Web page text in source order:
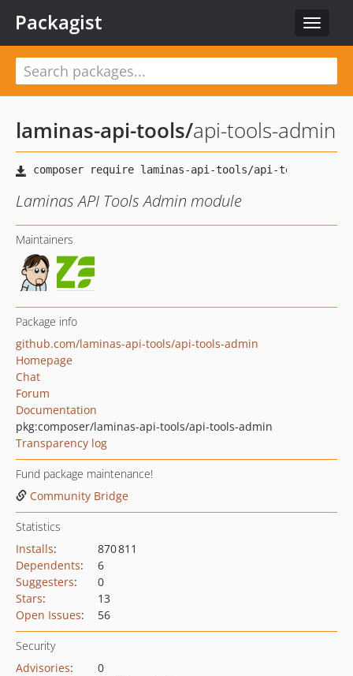
Toggle
Packagist
laminas-api-tools/api-tools-admin
Laminas API Tools Admin module
Maintainers
Package info
github.com/laminas-api-tools/api-tools-admin
Homepage
Chat
Forum
Documentation
pkg:composer/laminas-api-tools/api-tools-admin
Transparency log
Fund package maintenance!
Community Bridge
Statistics
Installs:
870 811
Dependents:
6
Suggesters:
0
Stars:
13
Open Issues: 56
Security
Advisories:
0